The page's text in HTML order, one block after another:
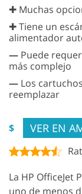
✚ Muchas
✚ Tiene un
alimentador
— Puede
más complejo
— Los
reemplazar
$ VER EN
La HP OfficeJet
uno de menos